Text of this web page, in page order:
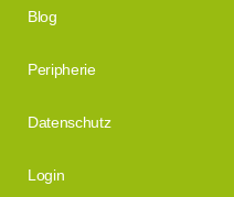
Blog
Peripherie
Datenschutz
Login